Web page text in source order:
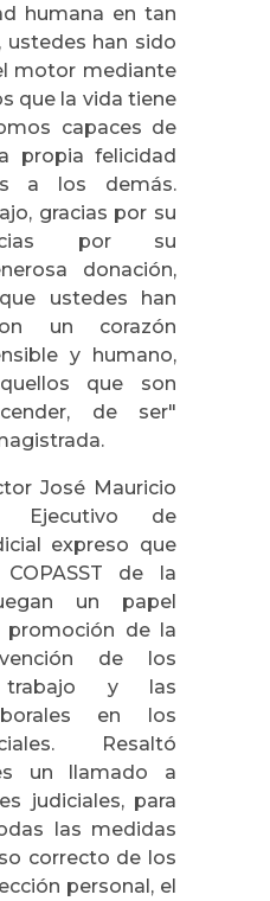
humana en tan
ustedes han sido
motor mediante
que la vida tiene
capaces de
propia felicidad
a los demás.
gracias por su
por su
donación,
ustedes han
un corazón
y humano,
que son
de ser"
José Mauricio
Ejecutivo de
expreso que
de la
un papel
promoción de la
de los
trabajo y las
en los
Resaltó
un llamado a
judiciales, para
las medidas
correcto de los
personal, el